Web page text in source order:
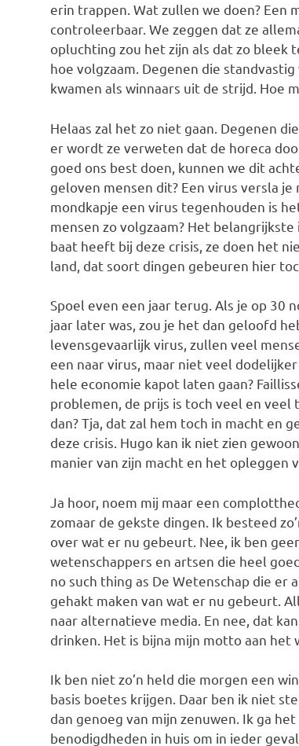
erin trappen. Wat zullen we doen? Een
controleerbaar. We zeggen dat ze
opluchting zou het zijn als dat zo bleek
hoe volgzaam. Degenen die
kwamen als winnaars uit de strijd. Hoe
Helaas zal het zo niet gaan. Degenen
er wordt ze verweten dat de horeca
goed ons best doen, kunnen we dit
geloven mensen dit? Een virus versla
mondkapje een virus tegenhouden is
mensen zo volgzaam? Het
baat heeft bij deze crisis, ze doen het
land, dat soort dingen gebeuren hier
Spoel even een jaar terug. Als je op 30
jaar later was, zou je het dan geloofd
levensgevaarlijk virus, zullen veel
een naar virus, maar niet veel
hele economie kapot laten gaan?
problemen, de prijs is toch veel en veel
dan? Tja, dat zal hem toch in macht en
deze crisis. Hugo kan ik niet zien
manier van zijn macht en het opleggen
Ja hoor, noem mij maar een
zomaar de gekste dingen. Ik besteed
over wat er nu gebeurt. Nee, ik ben
wetenschappers en artsen die heel
no such thing as De Wetenschap die
gehakt maken van wat er nu gebeurt.
naar alternatieve media. En nee, dat
drinken. Het is bijna mijn motto aan het
Ik ben niet zo’n held die morgen een
basis boetes krijgen. Daar ben ik niet
dan genoeg van mijn zenuwen. Ik ga
benodigdheden in huis om in ieder